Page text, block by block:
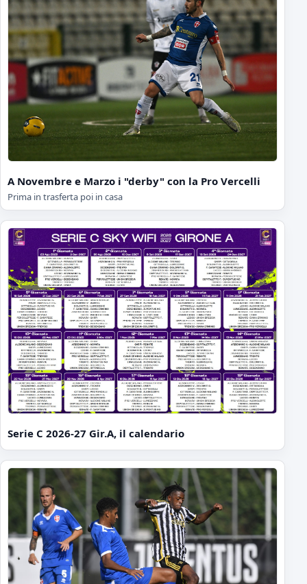
A Novembre e Marzo i "derby" con la Pro Vercelli
Prima in trasferta poi in casa
Serie C 2026-27 Gir.A, il calendario